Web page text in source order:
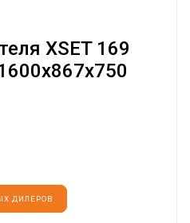
XSET 169
ДИЛЕРОВ